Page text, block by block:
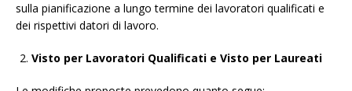
sulla pianificazione a lungo termine dei lavoratori qualificati e
dei rispettivi datori di lavoro.
Visto per Lavoratori Qualificati e Visto per Laureati